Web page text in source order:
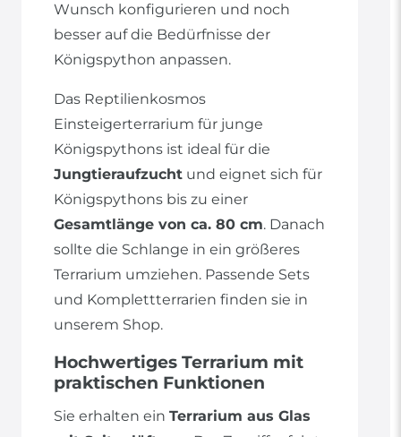
Wunsch konfigurieren und noch
besser auf die Bedürfnisse der
Königspython anpassen.
Das Reptilienkosmos
Einsteigerterrarium für junge
Königspythons ist ideal für die
Jungtieraufzucht und eignet sich für
Königspythons bis zu einer
Gesamtlänge von ca. 80 cm. Danach
sollte die Schlange in ein größeres
Terrarium umziehen. Passende Sets
und Komplettterrarien finden sie in
unserem Shop.
Hochwertiges Terrarium mit
praktischen Funktionen
Sie erhalten ein Terrarium aus Glas